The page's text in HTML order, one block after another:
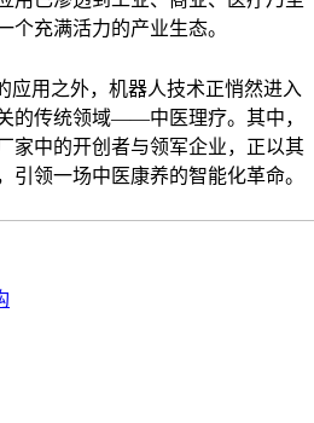
个充满活力的产业生态。
应用之外，机器人技术正悄然进入
的传统领域——中医理疗。其中，
家中的开创者与领军企业，正以其
引领一场中医康养的智能化革命。